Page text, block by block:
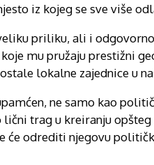
iz kojeg se sve više
priliku, ali i
mu pružaju prestižni
lokalne zajednice u
ne samo kao
trag u kreiranju
će odrediti njegovu